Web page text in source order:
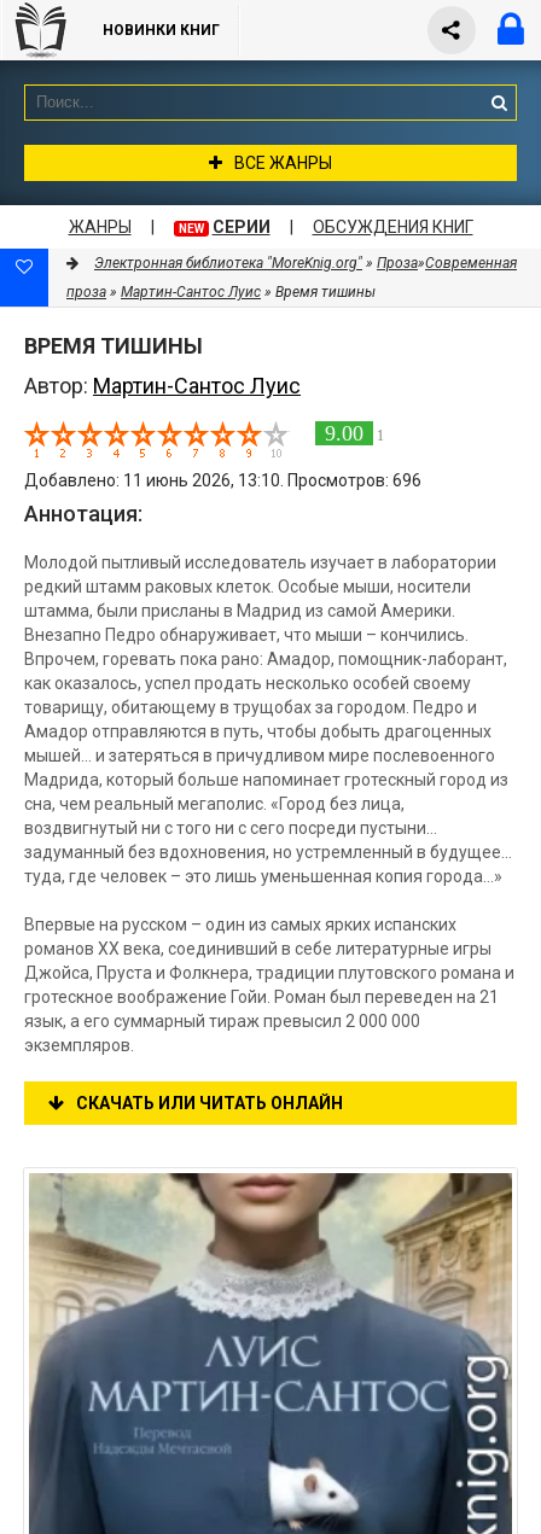
НОВИНКИ КНИГ
ВСЕ ЖАНРЫ
ЖАНРЫ NEW СЕРИИ ОБСУЖДЕНИЯ КНИГ
Электронная библиотека "MoreKnig.org" » Проза»Современная
проза » Мартин-Сантос Луис » Время тишины
ВРЕМЯ ТИШИНЫ
Автор: Мартин-Сантос Луис
9.00 1
Добавлено: 11 июнь 2026, 13:10. Просмотров: 696
Аннотация:
Молодой пытливый исследователь изучает в лаборатории
редкий штамм раковых клеток. Особые мыши, носители
штамма, были присланы в Мадрид из самой Америки.
Внезапно Педро обнаруживает, что мыши – кончились.
Впрочем, горевать пока рано: Амадор, помощник-лаборант,
как оказалось, успел продать несколько особей своему
товарищу, обитающему в трущобах за городом. Педро и
Амадор отправляются в путь, чтобы добыть драгоценных
мышей… и затеряться в причудливом мире послевоенного
Мадрида, который больше напоминает гротескный город из
сна, чем реальный мегаполис. «Город без лица,
воздвигнутый ни с того ни с сего посреди пустыни…
задуманный без вдохновения, но устремленный в будущее…
туда, где человек – это лишь уменьшенная копия города…»
Впервые на русском – один из самых ярких испанских
романов XX века, соединивший в себе литературные игры
Джойса, Пруста и Фолкнера, традиции плутовского романа и
гротескное воображение Гойи. Роман был переведен на 21
язык, а его суммарный тираж превысил 2 000 000
экземпляров.
СКАЧАТЬ ИЛИ ЧИТАТЬ ОНЛАЙН